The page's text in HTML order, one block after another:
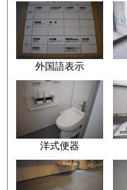
外国語表示
洋式便器